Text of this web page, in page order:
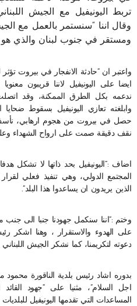
تربط اليونيفيل مع الجيش
وقال اننا “سنستمر بالعمل مع
ومستقر في جنوب لبنان والذي هو
واعتبر ان “حادثة الانفجار في بيروت
ايضا على اليونيفيل لاننا قريبون
ندعمه بكل الطرق الممكنة، وقد
وابلغته تعازي اليونيفيل بسقوط
حصل في بيروت من هجوم ارهابي،
نقف دقيقة صمت على ارواح الشهداء
اضاف :”اليونيفيل بحد ذاتها لا تشكل
المجتمع الدولي، وهي تنفيذ فعلي
الذين يريدون ان يساعدوا هذا البلد”.
وختم :”اننا سنكمل جهودنا جنبا الى
على الهدوء والاستقرار ، وهنا اشكر
دعوته لتكريمنا، كما نشكر الجيش اللبناني
بدوره اشاد رئيس بلدية الناقورة
اجل السلام”، مثنيا على “جهود القائد
المساعدات التي تقدمها اليونيفيل